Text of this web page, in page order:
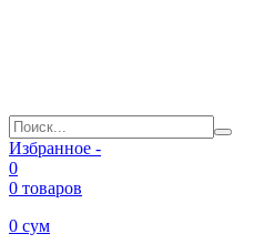
Избранное -
0
0 товаров
0 сум